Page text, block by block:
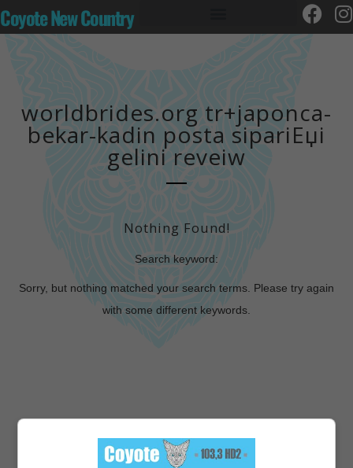
Coyote New Country
worldbrides.org tr+japonca-
bekar-kadin posta sipariЕџi
gelini reveiw
Nothing Found!
Search keyword:
Sorry, but nothing matched your search terms. Please try again
with some different keywords.